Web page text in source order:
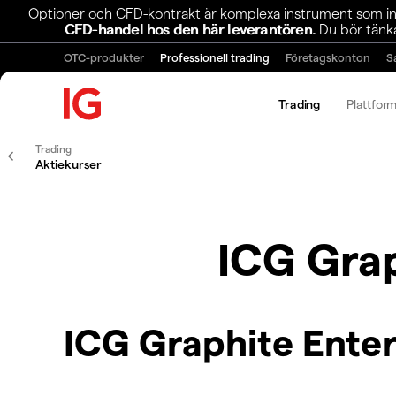
Optioner och CFD-kontrakt är komplexa instrument som
CFD-handel hos den här leverantören. Du bör
OTC-produkter Professionell trading Företagskonton
Trading
Trading
Aktiekurser
ICG
ICG Graphite